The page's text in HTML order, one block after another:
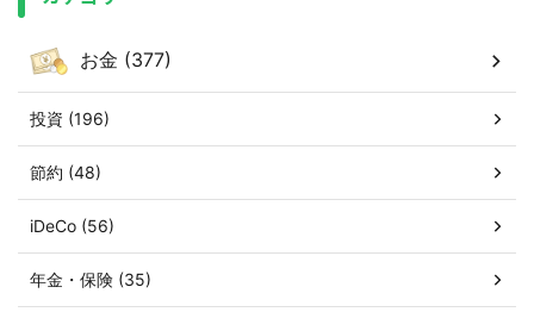
お金 (377)
投資 (196)
節約 (48)
iDeCo (56)
年金・保険 (35)